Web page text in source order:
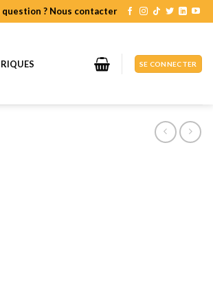
question ? Nous contacter
SE CONNECTER